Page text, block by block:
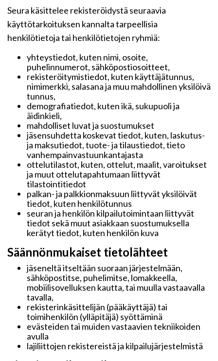
Seura käsittelee rekisteröidystä seuraavia
käyttötarkoituksen kannalta tarpeellisia
henkilötietoja tai henkilötietojen ryhmiä:
yhteystiedot, kuten nimi, osoite,
puhelinnumerot, sähköpostiosoitteet,
rekisteröitymistiedot, kuten käyttäjätunnus,
nimimerkki, salasana ja muu mahdollinen yksilöivä
tunnus,
demografiatiedot, kuten ikä, sukupuoli ja
äidinkieli,
mahdolliset luvat ja suostumukset
jäsensuhdetta koskevat tiedot, kuten, laskutus-
ja maksutiedot, tuote- ja tilaustiedot, tieto
vanhempainvastuunkantajasta
ottelutilastot, kuten, ottelut, maalit, varoitukset
ja muut ottelutapahtumaan liittyvät
tilastointitiedot
palkan- ja palkkionmaksuun liittyvät yksilöivät
tiedot, kuten henkilötunnus
seuran ja henkilön kilpailutoimintaan liittyvät
tiedot sekä muut asiakkaan suostumuksella
kerätyt tiedot, kuten henkilön kuva
Säännönmukaiset tietolähteet
jäseneltä itseltään suoraan järjestelmään,
sähköpostitse, puhelimitse, lomakkeella,
mobiilisovelluksen kautta, tai muulla vastaavalla
tavalla,
rekisterinkäsittelijän (pääkäyttäjä) tai
toimihenkilön (ylläpitäjä) syöttäminä
evästeiden tai muiden vastaavien tekniikoiden
avulla
lajiliittojen rekistereistä ja kilpailujärjestelmistä